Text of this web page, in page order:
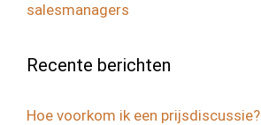
salesmanagers
Recente berichten
Hoe voorkom ik een prijsdiscussie?